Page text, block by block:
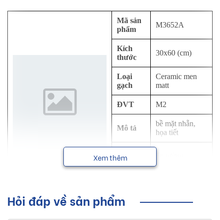
Mã sản
phẩm
M3652A
Kích
thước
30x60 (cm)
Loại
gạch
Ceramic men
matt
ĐVT M2
Mô tả
bề mặt nhẵn,
họa tiết
dụng
Sơ lược về sản phẩm gạch ốp tường
Xem thêm
Hỏi đáp về sản phẩm